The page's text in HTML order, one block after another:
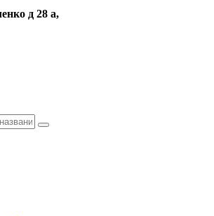
д 28 а,